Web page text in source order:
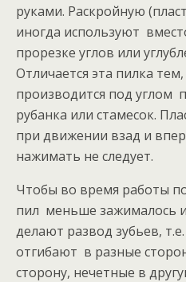
руками. Раскройную
иногда используют
прорезке углов или
Отличается эта пилка
производится под углом
рубанка или стамесок.
при движении взад и
нажимать не следует.
Чтобы во время работы
пил меньше зажималось
делают развод зубьев,
отгибают в разные
сторону, нечетные в